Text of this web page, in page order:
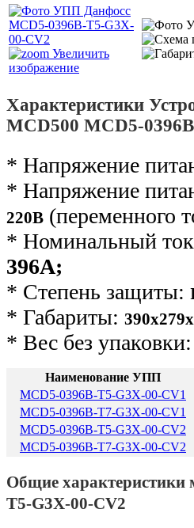
Увеличить
изображение
Характеристики
MCD500 MCD5-
* Напряжение
* Напряжение
220В (переменного
* Номинальный
396А;
* Степень защиты:
* Габариты:
* Вес без упаковки:
Наименование УПП
MCD5-0396B-T5-G3X-00-CV1
MCD5-0396B-T7-G3X-00-CV1
MCD5-0396B-T5-G3X-00-CV2
MCD5-0396B-T7-G3X-00-CV2
Общие
T5-G3X-00-CV2